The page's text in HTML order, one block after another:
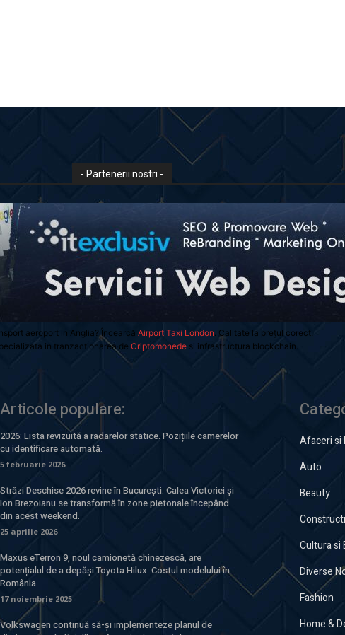
- Partenerii nostri -
aeroport in Anglia? Încearcă Airport Taxi London. Calitate la prețul corect.
in tranzactionarea de Criptomonedesi infrastructura blockchain.
Articole populare:
2026: Lista revizuită a radarelor statice. Pozițiile camerelor
cu identificare automată.
5 februarie 2026
Străzi Deschise 2026 revine în București: Calea Victoriei și
Ion Brezoianu se transformă în zone pietonale începând
din acest weekend.
25 aprilie 2026
Maxus eTerron 9, noul camionetă chinezescă, are
potențialul de a depăși Toyota Hilux. Costul modelului în
România
17 noiembrie 2025
Volkswagen continuă să-și implementeze planul de
Afaceri si
Auto
Beauty
Cultura
Diverse
Fashion
Home &